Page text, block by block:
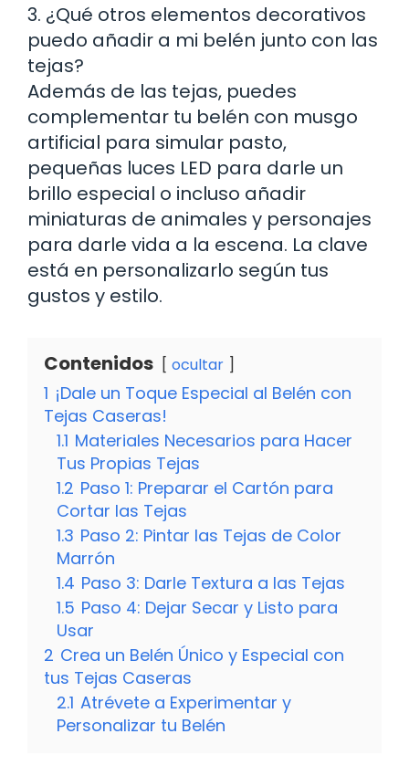
3. ¿Qué otros elementos decorativos
puedo añadir a mi belén junto con las
tejas?
Además de las tejas, puedes
complementar tu belén con musgo
artificial para simular pasto,
pequeñas luces LED para darle un
brillo especial o incluso añadir
miniaturas de animales y personajes
para darle vida a la escena. La clave
está en personalizarlo según tus
gustos y estilo.
Contenidos ocultar
1 ¡Dale un Toque Especial al Belén con
Tejas Caseras!
1.1 Materiales Necesarios para Hacer
Tus Propias Tejas
1.2 Paso 1: Preparar el Cartón para
Cortar las Tejas
1.3 Paso 2: Pintar las Tejas de Color
Marrón
1.4 Paso 3: Darle Textura a las Tejas
1.5 Paso 4: Dejar Secar y Listo para
Usar
2 Crea un Belén Único y Especial con
tus Tejas Caseras
2.1 Atrévete a Experimentar y
Personalizar tu Belén